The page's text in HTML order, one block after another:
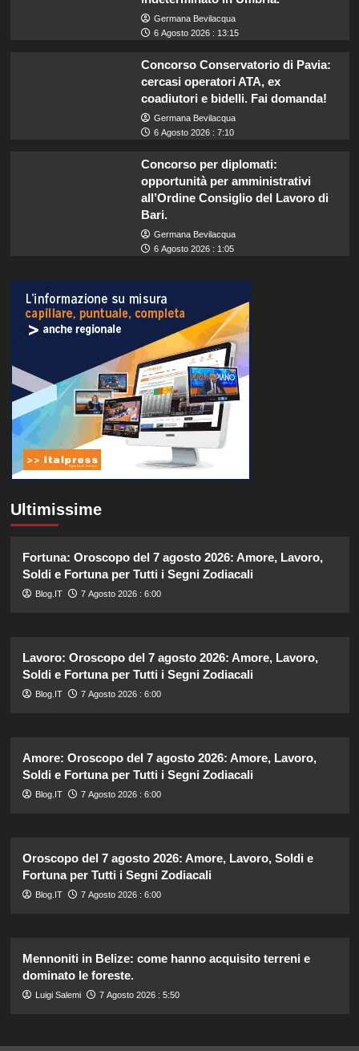
Germana Bevilacqua
6 Agosto 2026 : 13:15
Concorso Conservatorio di Pavia:
cercasi operatori ATA, ex
coadiutori e bidelli. Fai domanda!
Germana Bevilacqua
6 Agosto 2026 : 7:10
Concorso per diplomati:
opportunità per amministrativi
all’Ordine Consiglio del Lavoro di
Bari.
Germana Bevilacqua
6 Agosto 2026 : 1:05
Ultimissime
Fortuna: Oroscopo del 7 agosto 2026: Amore, Lavoro,
Soldi e Fortuna per Tutti i Segni Zodiacali
Blog.IT 7 Agosto 2026 : 6:00
Lavoro: Oroscopo del 7 agosto 2026: Amore, Lavoro,
Soldi e Fortuna per Tutti i Segni Zodiacali
Blog.IT 7 Agosto 2026 : 6:00
Amore: Oroscopo del 7 agosto 2026: Amore, Lavoro,
Soldi e Fortuna per Tutti i Segni Zodiacali
Blog.IT 7 Agosto 2026 : 6:00
Oroscopo del 7 agosto 2026: Amore, Lavoro, Soldi e
Fortuna per Tutti i Segni Zodiacali
Blog.IT 7 Agosto 2026 : 6:00
Mennoniti in Belize: come hanno acquisito terreni e
dominato le foreste.
Luigi Salemi 7 Agosto 2026 : 5:50